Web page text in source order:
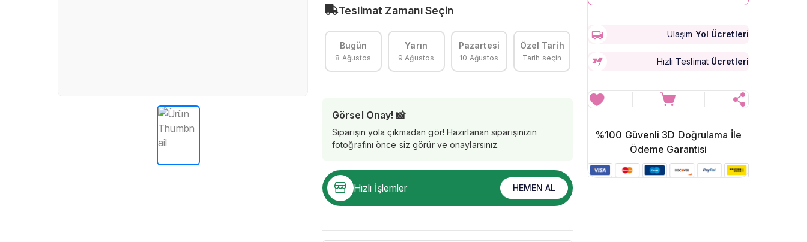
Teslimat Zamanı Seçin
Bugün
8 Ağustos
Yarın
9 Ağustos
Pazartesi
10 Ağustos
Özel Tarih
Tarih seçin
Görsel Onay! 📸
Siparişin yola çıkmadan gör! Hazırlanan siparişinizin
fotoğrafını önce siz görür ve onaylarsınız.
Hızlı İşlemler HEMEN AL
Ulaşım Yol Ücretleri
Hızlı Teslimat Ücretleri
%100 Güvenli 3D Doğrulama İle
Ödeme Garantisi